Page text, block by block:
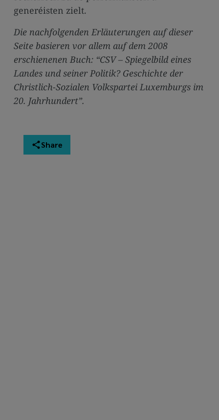
generéisten zielt.
Die nachfolgenden Erläuterungen auf dieser
Seite basieren vor allem auf dem 2008
erschienenen Buch: “CSV – Spiegelbild eines
Landes und seiner Politik? Geschichte der
Christlich-Sozialen Volkspartei Luxemburgs im
20. Jahrhundert”.
Share